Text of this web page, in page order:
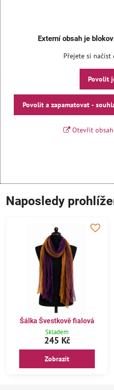
Externí obsah je
Přejete si načíst
Povolit
Povolit a zapamatovat -
Otevřít obsah
Naposledy
Šálka Švestkově fialová
Skladem
245 Kč
Zobrazit